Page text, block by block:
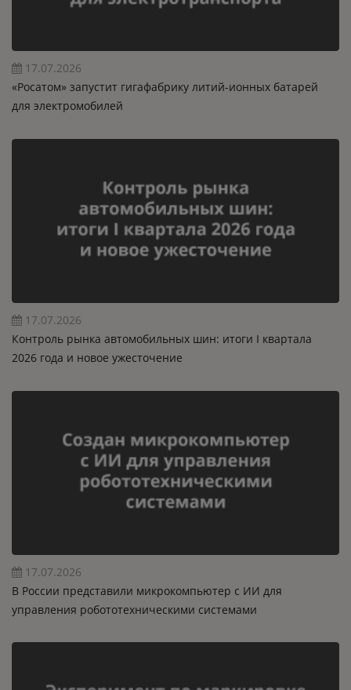
17.07.2026
«Росатом» запустит гигафабрику литий-ионных батарей
для электромобилей
17.07.2026
Контроль рынка автомобильных шин: итоги I квартала
2026 года и новое ужесточение
17.07.2026
В России представили микрокомпьютер с ИИ для
управления робототехническими системами